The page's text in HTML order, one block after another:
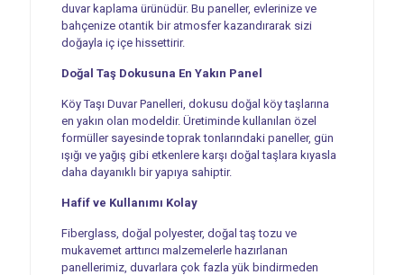
duvar kaplama ürünüdür. Bu paneller, evlerinize ve
bahçenize otantik bir atmosfer kazandırarak sizi
doğayla iç içe hissettirir.
Doğal Taş Dokusuna En Yakın Panel
Köy Taşı Duvar Panelleri, dokusu doğal köy taşlarına
en yakın olan modeldir. Üretiminde kullanılan özel
formüller sayesinde toprak tonlarındaki paneller, gün
ışığı ve yağış gibi etkenlere karşı doğal taşlara kıyasla
daha dayanıklı bir yapıya sahiptir.
Hafif ve Kullanımı Kolay
Fiberglass, doğal polyester, doğal taş tozu ve
mukavemet arttırıcı malzemelerle hazırlanan
panellerimiz, duvarlara çok fazla yük bindirmeden